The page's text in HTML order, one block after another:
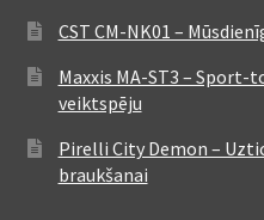
CST CM-NK01 –
Maxxis MA-ST3 –
veiktspēju
Pirelli City Demon –
braukšanai